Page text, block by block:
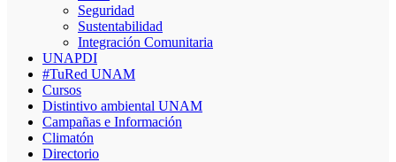
Seguridad
Sustentabilidad
Integración Comunitaria
UNAPDI
#TuRed UNAM
Cursos
Distintivo ambiental UNAM
Campañas e Información
Climatón
Directorio